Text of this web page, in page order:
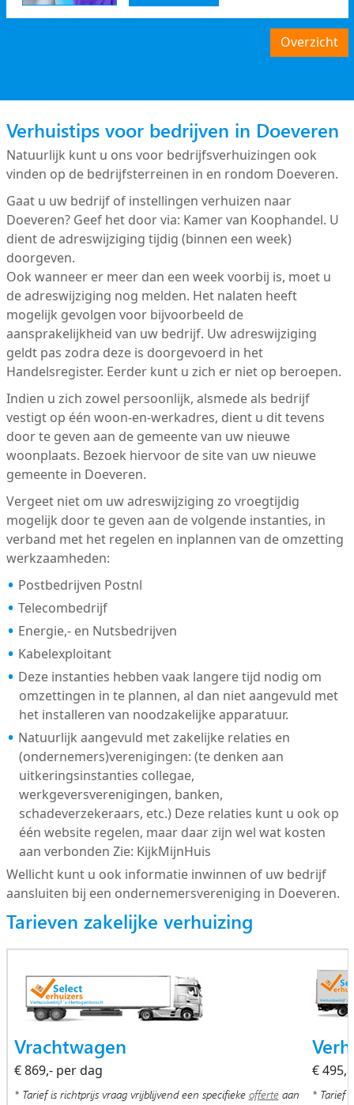
Overzicht
Verhuistips voor bedrijven in Doeveren
Natuurlijk kunt u ons voor bedrijfsverhuizingen ook
vinden op de bedrijfsterreinen in en rondom Doeveren.
Gaat u uw bedrijf of instellingen verhuizen naar
Doeveren? Geef het door via: Kamer van Koophandel. U
dient de adreswijziging tijdig (binnen een week)
doorgeven.
Ook wanneer er meer dan een week voorbij is, moet u
de adreswijziging nog melden. Het nalaten heeft
mogelijk gevolgen voor bijvoorbeeld de
aansprakelijkheid van uw bedrijf. Uw adreswijziging
geldt pas zodra deze is doorgevoerd in het
Handelsregister. Eerder kunt u zich er niet op beroepen.
Indien u zich zowel persoonlijk, alsmede als bedrijf
vestigt op één woon-en-werkadres, dient u dit tevens
door te geven aan de gemeente van uw nieuwe
woonplaats. Bezoek hiervoor de site van uw nieuwe
gemeente in Doeveren.
Vergeet niet om uw adreswijziging zo vroegtijdig
mogelijk door te geven aan de volgende instanties, in
verband met het regelen en inplannen van de omzetting
werkzaamheden:
Postbedrijven Postnl
Telecombedrijf
Energie,- en Nutsbedrijven
Kabelexploitant
Deze instanties hebben vaak langere tijd nodig om
omzettingen in te plannen, al dan niet aangevuld met
het installeren van noodzakelijke apparatuur.
Natuurlijk aangevuld met zakelijke relaties en
(ondernemers)verenigingen: (te denken aan
uitkeringsinstanties collegae,
werkgeversverenigingen, banken,
schadeverzekeraars, etc.) Deze relaties kunt u ook op
één website regelen, maar daar zijn wel wat kosten
aan verbonden Zie: KijkMijnHuis
Wellicht kunt u ook informatie inwinnen of uw bedrijf
aansluiten bij een ondernemersvereniging in Doeveren.
Tarieven zakelijke verhuizing
Vrachtwagen
€ 869,- per dag
* Tarief is richtprijs vraag vrijblijvend een specifieke offerteaan
€
* Tarief